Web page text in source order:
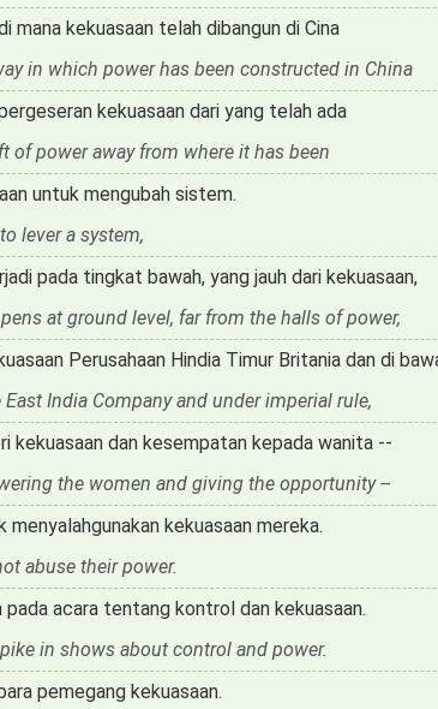
mana kekuasaan telah dibangun di Cina
in which power has been constructed in China
kekuasaan dari yang telah ada
of power away from where it has been
untuk mengubah sistem.
lever a system,
pada tingkat bawah, yang jauh dari kekuasaan,
at ground level, far from the halls of power,
Perusahaan Hindia Timur Britania dan di
India Company and under imperial rule,
kekuasaan dan kesempatan kepada wanita --
the women and giving the opportunity --
menyalahgunakan kekuasaan mereka.
abuse their power.
pada acara tentang kontrol dan kekuasaan.
in shows about control and power.
pemegang kekuasaan.